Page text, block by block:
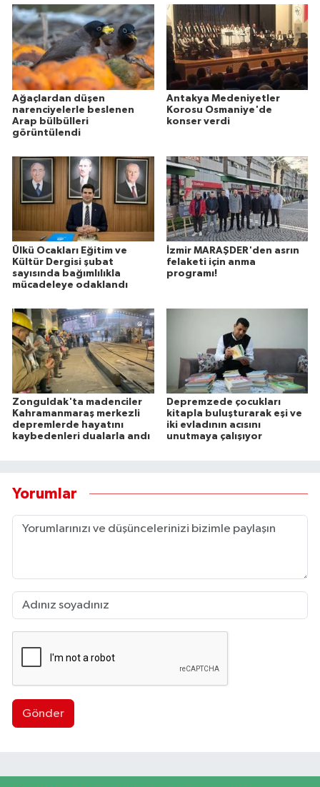
Ağaçlardan düşen
narenciyelerle beslenen
Arap bülbülleri
görüntülendi
Antakya Medeniyetler
Korosu Osmaniye'de
konser verdi
Ülkü Ocakları Eğitim ve
Kültür Dergisi şubat
sayısında bağımlılıkla
mücadeleye odaklandı
İzmir MARAŞDER'den asrın
felaketi için anma
programı!
Zonguldak'ta madenciler
Kahramanmaraş merkezli
depremlerde hayatını
kaybedenleri dualarla andı
Depremzede çocukları
kitapla buluşturarak eşi ve
iki evladının acısını
unutmaya çalışıyor
Yorumlar
Gönder